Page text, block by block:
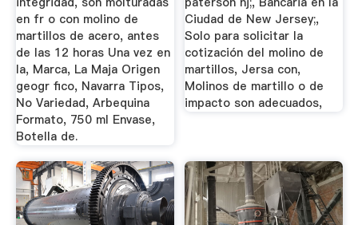
en fr o con molino de
martillos de acero, antes
de las 12 horas Una vez en
la, Marca, La Maja Origen
geogr fico, Navarra Tipos,
No Variedad, Arbequina
Formato, 750 ml Envase,
Botella de.
Ciudad de New Jersey;,
Solo para solicitar la
cotización del molino de
martillos, Jersa con,
Molinos de martillo o de
impacto son adecuados,